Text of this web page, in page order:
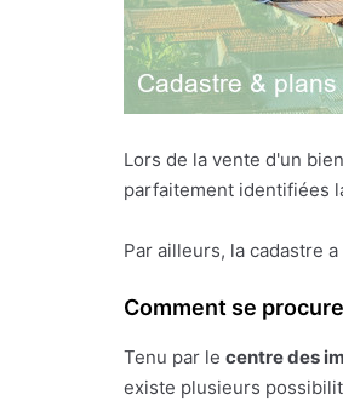
Lors de la vente d'un
parfaitement identifiées
Par ailleurs, la cadastre
Comment se
Tenu par le centre des
existe plusieurs